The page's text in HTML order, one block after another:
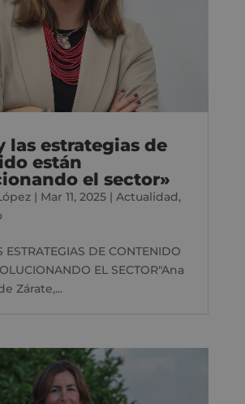
las estrategias de
están
el sector»
| Mar 11, 2025| Actualidad,
ESTRATEGIAS DE CONTENIDO
EL SECTOR"Ana
Zárate,...